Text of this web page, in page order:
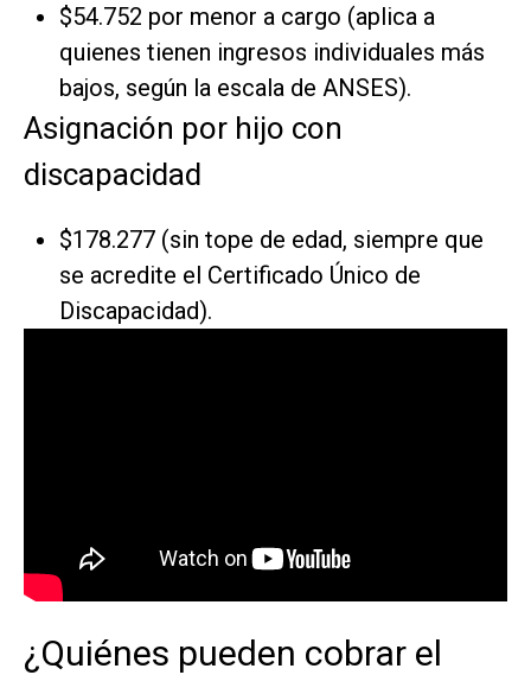
$54.752 por menor a cargo (aplica a
quienes tienen ingresos individuales más
bajos, según la escala de ANSES).
Asignación por hijo con
discapacidad
$178.277 (sin tope de edad, siempre que
se acredite el Certificado Único de
Discapacidad).
¿Quiénes pueden cobrar el